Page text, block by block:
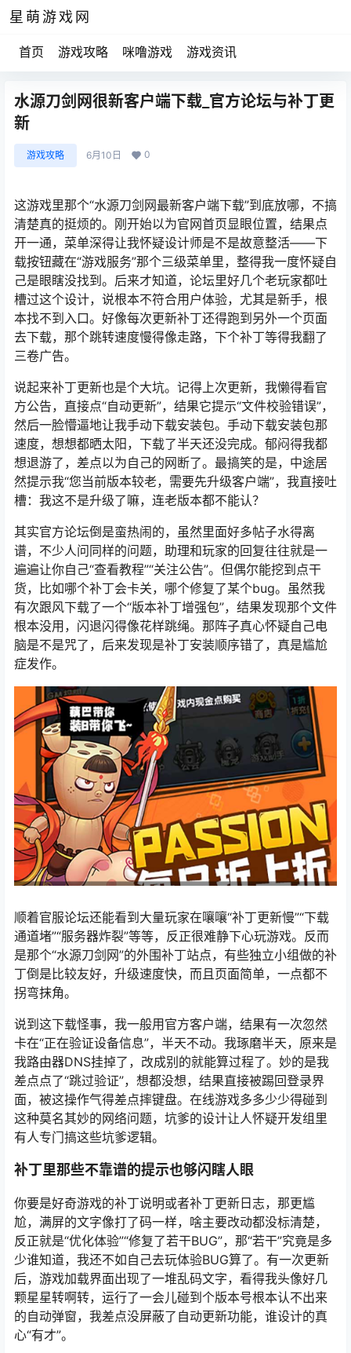
星萌游戏网
首页 游戏攻略 咪噜游戏 游戏资讯
水源刀剑网很新客户端下载_官方论坛与补丁更
新
游戏攻略 6月10日 0
这游戏里那个“水源刀剑网最新客户端下载”到底放哪，不搞
清楚真的挺烦的。刚开始以为官网首页显眼位置，结果点
开一通，菜单深得让我怀疑设计师是不是故意整活——下
载按钮藏在“游戏服务”那个三级菜单里，整得我一度怀疑自
己是眼瞎没找到。后来才知道，论坛里好几个老玩家都吐
槽过这个设计，说根本不符合用户体验，尤其是新手，根
本找不到入口。好像每次更新补丁还得跑到另外一个页面
去下载，那个跳转速度慢得像走路，下个补丁等得我翻了
三卷广告。
说起来补丁更新也是个大坑。记得上次更新，我懒得看官
方公告，直接点“自动更新”，结果它提示“文件校验错误”，
然后一脸懵逼地让我手动下载安装包。手动下载安装包那
速度，想想都晒太阳，下载了半天还没完成。郁闷得我都
想退游了，差点以为自己的网断了。最搞笑的是，中途居
然提示我“您当前版本较老，需要先升级客户端”，我直接吐
槽：我这不是升级了嘛，连老版本都不能认？
其实官方论坛倒是蛮热闹的，虽然里面好多帖子水得离
谱，不少人问同样的问题，助理和玩家的回复往往就是一
遍遍让你自己“查看教程”“关注公告”。但偶尔能挖到点干
货，比如哪个补丁会卡关，哪个修复了某个bug。虽然我
有次跟风下载了一个“版本补丁增强包”，结果发现那个文件
根本没用，闪退闪得像花样跳绳。那阵子真心怀疑自己电
脑是不是咒了，后来发现是补丁安装顺序错了，真是尴尬
症发作。
顺着官服论坛还能看到大量玩家在嚷嚷“补丁更新慢”“下载
通道堵”“服务器炸裂”等等，反正很难静下心玩游戏。反而
是那个“水源刀剑网”的外围补丁站点，有些独立小组做的补
丁倒是比较友好，升级速度快，而且页面简单，一点都不
拐弯抹角。
说到这下载怪事，我一般用官方客户端，结果有一次忽然
卡在“正在验证设备信息”，半天不动。我琢磨半天，原来是
我路由器DNS挂掉了，改成别的就能算过程了。妙的是我
差点点了“跳过验证”，想都没想，结果直接被踢回登录界
面，被这操作气得差点摔键盘。在线游戏多多少少得碰到
这种莫名其妙的网络问题，坑爹的设计让人怀疑开发组里
有人专门搞这些坑爹逻辑。
补丁里那些不靠谱的提示也够闪瞎人眼
你要是好奇游戏的补丁说明或者补丁更新日志，那更尴
尬，满屏的文字像打了码一样，啥主要改动都没标清楚，
反正就是“优化体验”“修复了若干BUG”，那“若干”究竟是多
少谁知道，我还不如自己去玩体验BUG算了。有一次更新
后，游戏加载界面出现了一堆乱码文字，看得我头像好几
颗星星转啊转，运行了一会儿碰到个版本号根本认不出来
的自动弹窗，我差点没屏蔽了自动更新功能，谁设计的真
心“有才”。